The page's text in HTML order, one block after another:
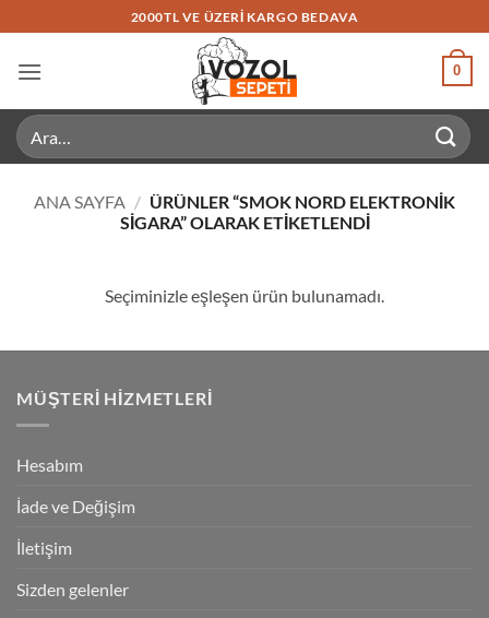
atla
2000TL VE ÜZERI KARGO BEDAVA
0
Ara:
ANA SAYFA / ÜRÜNLER “SMOK NORD ELEKTRONIK
SIGARA” OLARAK ETIKETLENDI
Seçiminizle eşleşen ürün bulunamadı.
MÜŞTERI HIZMETLERI
Hesabım
İade ve Değişim
İletişim
Sizden gelenler